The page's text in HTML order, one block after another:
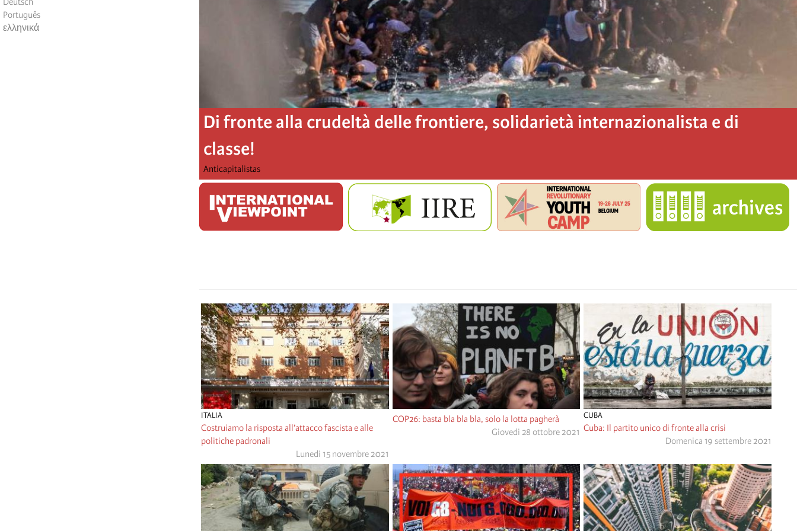
Português
ελληνικά
Di fronte alla crudeltà delle frontiere, solidarietà internazionalista e di
classe!
Anticapitalistas
ITALIA
Costruiamo la risposta all’attacco fascista e alle
politiche padronali
Lunedi 15 novembre 2021
COP26: basta bla bla bla, solo la lotta pagherà
Giovedi 28 ottobre 2021
CUBA
Cuba: Il partito unico di fronte alla crisi
Domenica 19 settembre 2021